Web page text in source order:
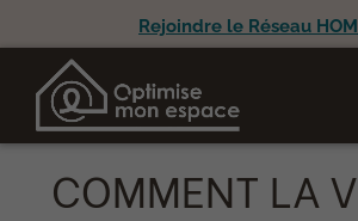
Rejoindre le Réseau
COMMENT LA